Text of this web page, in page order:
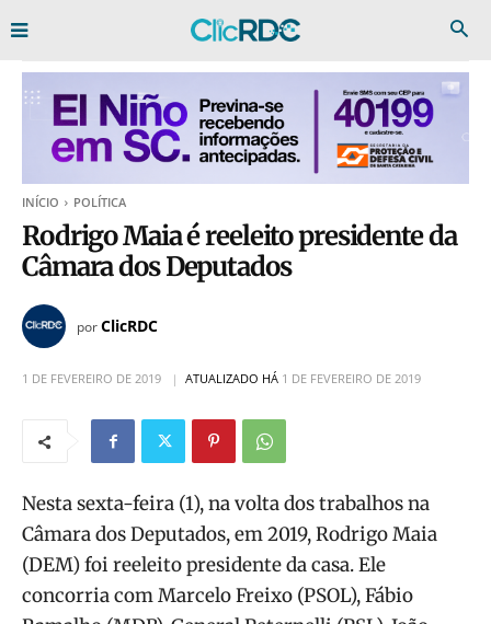
INÍCIO POLÍTICA
Rodrigo Maia é reeleito presidente da
Câmara dos Deputados
porClicRDC
1 DE FEVEREIRO DE 2019 ATUALIZADO HÁ 1 DE FEVEREIRO DE 2019
Nesta sexta-feira (1), na volta dos trabalhos na
Câmara dos Deputados, em 2019, Rodrigo Maia
(DEM) foi reeleito presidente da casa. Ele
concorria com Marcelo Freixo (PSOL), Fábio